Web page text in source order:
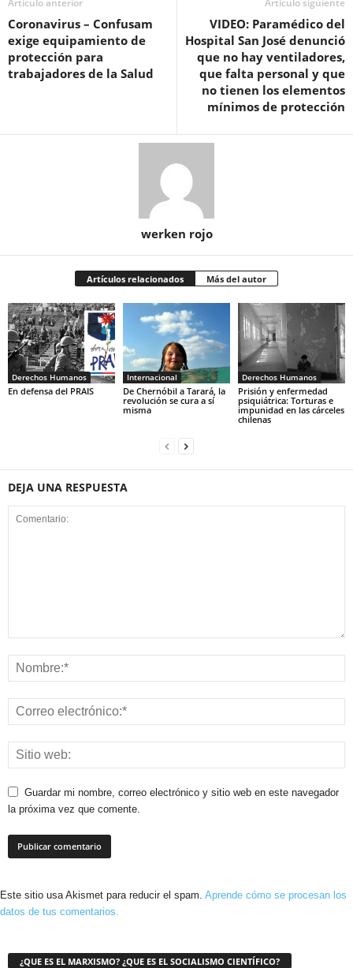
Artículo anterior
Coronavirus – Confusam
exige equipamiento de
protección para
trabajadores de la Salud
Artículo siguiente
VIDEO: Paramédico del
Hospital San José denunció
que no hay ventiladores,
que falta personal y que
no tienen los elementos
mínimos de protección
werken rojo
Artículos relacionados Más del autor
Derechos Humanos
En defensa del PRAIS
Internacional
De Chernóbil a Tarará, la
revolución se cura a sí
misma
Derechos Humanos
Prisión y enfermedad
psiquiátrica: Torturas e
impunidad en las cárceles
chilenas
DEJA UNA RESPUESTA
Guardar mi nombre, correo electrónico y sitio web en este navegador
la próxima vez que comente.
Este sitio usa Akismet para reducir el spam. Aprende cómo se procesan los
datos de tus comentarios.
¿QUE ES EL MARXISMO? ¿QUE ES EL SOCIALISMO CIENTÍFICO?